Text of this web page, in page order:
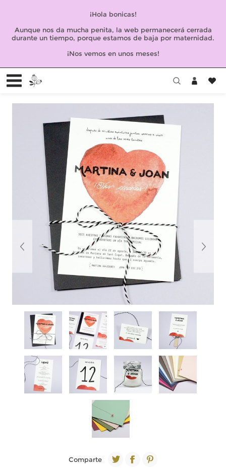
¡Hola bonicas!
Aunque nos da mucha penita, la web permanecerá cerrada
durante un tiempo, porque estamos de baja por maternidad.
¡Nos vemos en unos meses!
Comparte